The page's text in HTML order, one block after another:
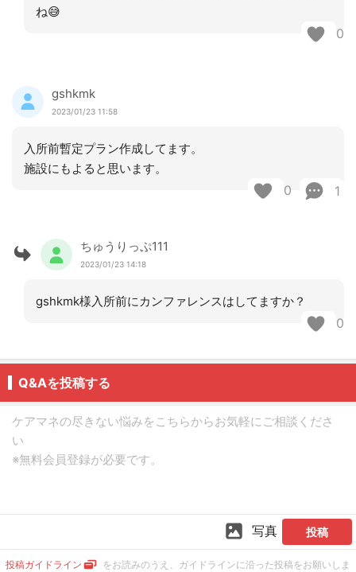
ね😅
0
gshkmk
2023/01/23 11:58
入所前暫定プラン作成してます。
施設にもよると思います。
0 1
ちゅうりっぷ111
2023/01/23 14:18
gshkmk様入所前にカンファレンスはしてますか？
0
Q&Aを投稿する
写真 投稿
投稿ガイドライン
をお読みのうえ、ガイドラインに沿った投稿をお願いしま